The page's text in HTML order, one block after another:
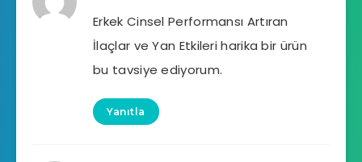
Erkek Cinsel Performansı Artıran
İlaçlar ve Yan Etkileri harika bir ürün
bu tavsiye ediyorum.
Yanıtla